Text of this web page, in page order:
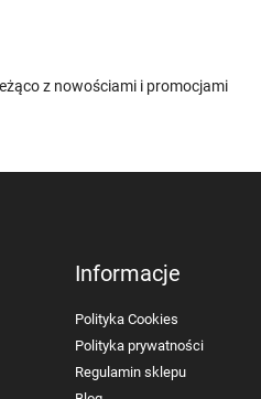
z nowościami i promocjami
Informacje
Polityka Cookies
Polityka prywatności
Regulamin sklepu